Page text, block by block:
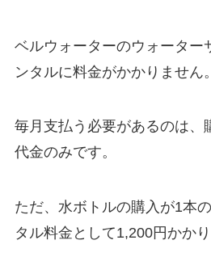
ベルウォーターのウォーター
ンタルに料金がかかりません。
毎月支払う必要があるのは、
代金のみです。
ただ、水ボトルの購入が1本
タル料金として1,200円かかり